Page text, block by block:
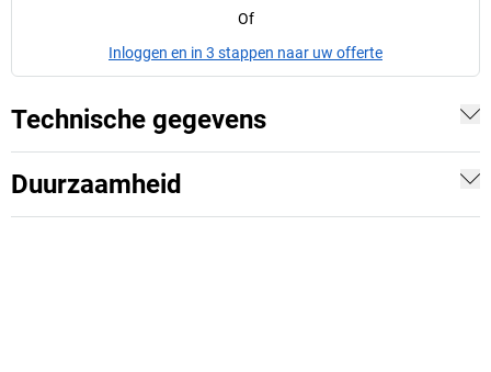
Of
Inloggen en in 3 stappen naar uw offerte
Technische gegevens
Duurzaamheid